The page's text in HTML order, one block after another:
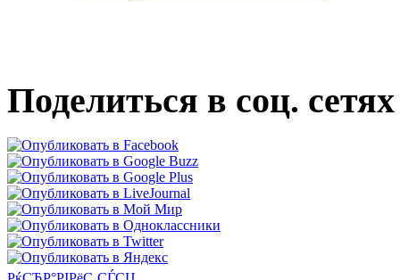
Поделиться в соц. сетях